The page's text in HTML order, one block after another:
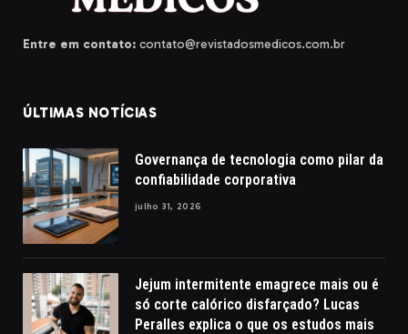
Entre em contato: contato@revistadosmedicos.com.br
ÚLTIMAS NOTÍCIAS
Governança de tecnologia como pilar da
confiabilidade corporativa
julho 31, 2026
Jejum intermitente emagrece mais ou é
só corte calórico disfarçado? Lucas
Peralles explica o que os estudos mais